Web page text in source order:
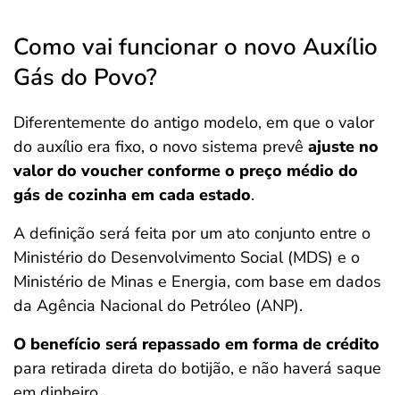
Como vai funcionar o novo Auxílio
Gás do Povo?
Diferentemente do antigo modelo, em que o valor
do auxílio era fixo, o novo sistema prevê ajuste no
valor do voucher conforme o preço médio do
gás de cozinha em cada estado.
A definição será feita por um ato conjunto entre o
Ministério do Desenvolvimento Social (MDS) e o
Ministério de Minas e Energia, com base em dados
da Agência Nacional do Petróleo (ANP).
O benefício será repassado em forma de crédito
para retirada direta do botijão, e não haverá saque